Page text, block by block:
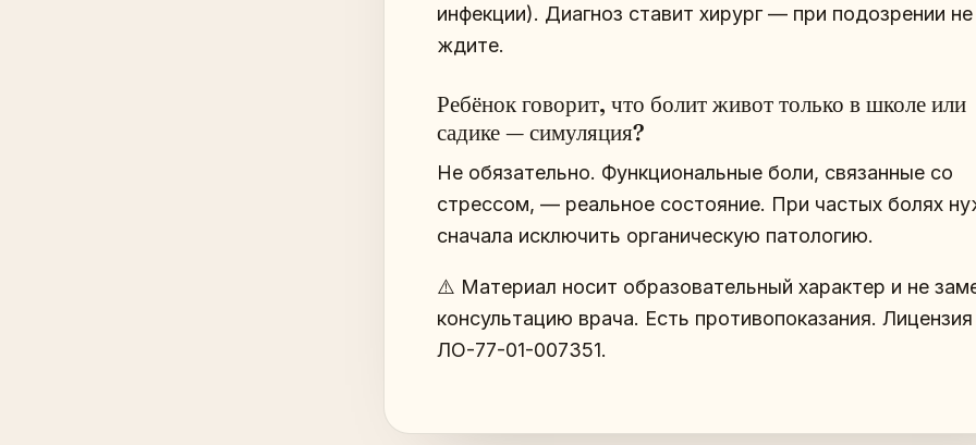
инфекции). Диагноз ставит хирург — при подозрении не
ждите.
Ребёнок говорит, что болит живот только в школе или
садике — симуляция?
Не обязательно. Функциональные боли, связанные со
стрессом, — реальное состояние. При частых болях
сначала исключить органическую патологию.
⚠️ Материал носит образовательный характер и не
консультацию врача. Есть противопоказания. Лицензия
ЛО-77-01-007351.